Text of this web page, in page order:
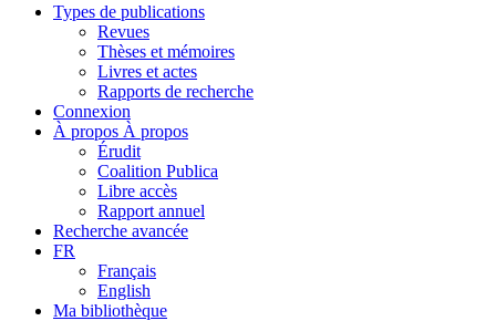
Types de publications
Revues
Thèses et mémoires
Livres et actes
Rapports de recherche
Connexion
À propos À propos
Érudit
Coalition Publica
Libre accès
Rapport annuel
Recherche avancée
FR
Français
English
Ma bibliothèque